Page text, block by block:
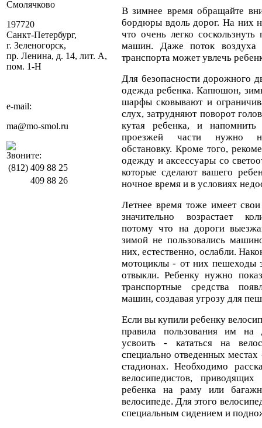
Смолячково
197720
Санкт-Петербург,
г. Зеленогорск,
пр. Ленина, д. 14, лит. А,
пом. 1-Н
e-mail:
ma@mo-smol.ru
Звоните:
(812) 409 88 25
409 88 26
В зимнее время обращайте
бордюры вдоль дорог. На них
что очень легко
машин. Даже поток
транспорта может увлечь
Для безопасности дорожного
одежда ребенка. Капюшон,
шарфы сковывают и
слух, затрудняют поворот
кутая ребенка, и
проезжей части нужно
обстановку. Кроме того,
одежду и аксессуары со
которые сделают вашего
ночное время и в условиях
Летнее время тоже имеет
значительно возрастает
потому что на дороги
зимой не пользовались
них, естественно, ослабли.
мотоциклы - от них пешеходы
отвыкли. Ребенку нужно
транспортные средства
машин, создавая угрозу для
Если вы купили ребенку
правила пользования им на
усвоить - кататься на
специально отведенных
стадионах. Необходимо
велосипедистов,
ребенка на раму или
велосипеде. Для этого
специальным сидением и